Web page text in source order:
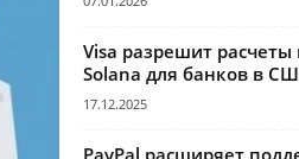
Visa разрешит расчеты
Solana для банков в
17.12.2025
PayPal расширяет